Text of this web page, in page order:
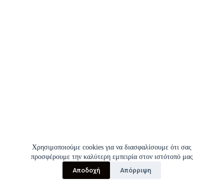
Χρησιμοποιούμε cookies για να διασφαλίσουμε ότι σας
προσφέρουμε την καλύτερη εμπειρία στον ιστότοπό μας
Αποδοχή
Απόρριψη